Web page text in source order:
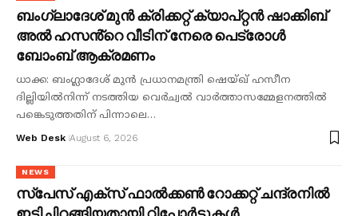
ബംഗ്ലാദേശ് മുൻ ക്രിക്കറ്റ് ക്യാപ്റ്റൻ ഷാക്കിബ്
അൽ ഹസൻ്റെ വീടിന് നേരെ പെട്രോൾ
ബോംബ് ആക്രമണം
ധാക്ക: ബംഗ്ലാദേശ് മുൻ പ്രധാനമന്ത്രി ഷെയ്ഖ് ഹസീന
ദില്ലിയിൽനിന്ന് നടത്തിയ വെർച്വൽ വാർത്താസമ്മേളനത്തിൽ
പങ്കെടുത്തതിന് പിന്നാലെ…
Web Desk August 6, 2026
NEWS
സ്പേസ് എക്സ് ഫാൽക്കൺ റോക്കറ്റ് ചന്ദ്രനിൽ